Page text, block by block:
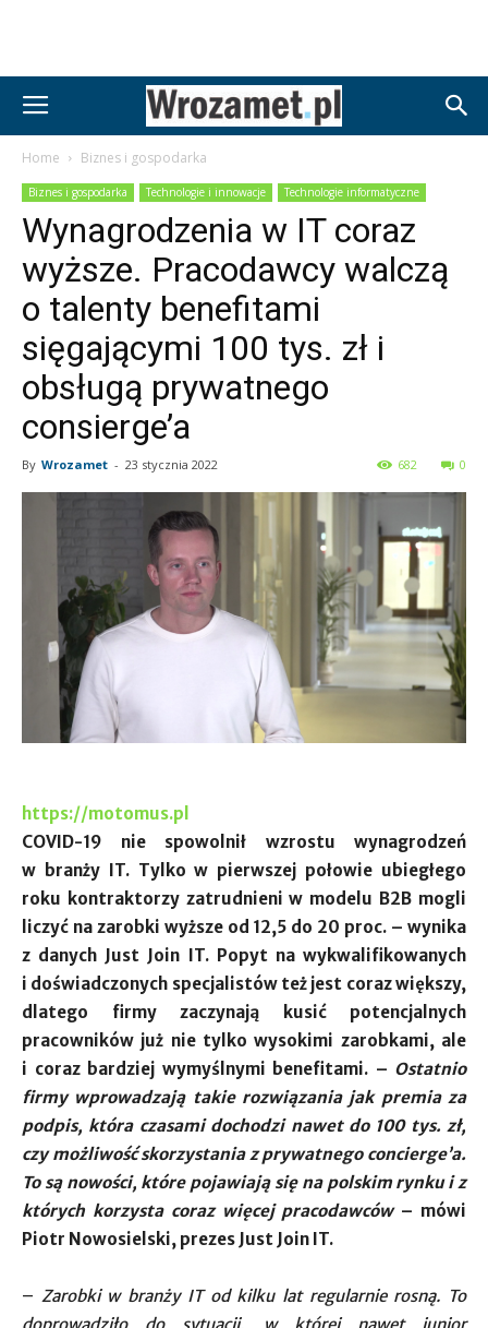
Home Biznes i gospodarka
Biznes i gospodarka Technologie i innowacje Technologie informatyczne
Wynagrodzenia w IT coraz
wyższe. Pracodawcy walczą
o talenty benefitami
sięgającymi 100 tys. zł i
obsługą prywatnego
consierge’a
By Wrozamet - 23 stycznia 2022 0
682
https://motomus.pl
COVID-19 nie spowolnił wzrostu wynagrodzeń
w branży IT. Tylko w pierwszej połowie ubiegłego
roku kontraktorzy zatrudnieni w modelu B2B mogli
liczyć na zarobki wyższe od 12,5 do 20 proc. – wynika
z danych Just Join IT. Popyt na wykwalifikowanych
i doświadczonych specjalistów też jest coraz większy,
dlatego firmy zaczynają kusić potencjalnych
pracowników już nie tylko wysokimi zarobkami, ale
i coraz bardziej wymyślnymi benefitami. – Ostatnio
firmy wprowadzają takie rozwiązania jak premia za
podpis, która czasami dochodzi nawet do 100 tys. zł,
czy możliwość skorzystania z prywatnego concierge’a.
To są nowości, które pojawiają się na polskim rynku i z
których korzysta coraz więcej pracodawców – mówi
Piotr Nowosielski, prezes Just Join IT.
– Zarobki w branży IT od kilku lat regularnie rosną. To